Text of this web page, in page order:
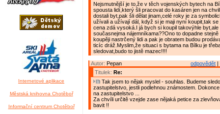
Internetové aplikace
Městská knihovna Chotěboř
Informační centrum Chotěboř
Nejsmutnější je to,že v těch vojenských bytech na
spousta lidí,který šli pracovat do kasáren jen na
dostali byt,pak šli dělat jinam,celé roky je za
užívali a užívají dál, když si je maji nyní koupit,tak se
cena zdá vysoká.I já bych si koupil takovýhle byt,ale
současnejma nájemníkama??Ono to dopadne
koupěji nastrčený lidi a pak je obratem budou
ticíc dráž.Myslim,že situaci s bytama na Bílku je
sledovat,budo to jistě mazec!!!!
odpovědět |
Autor: Pepan
Titulek: Re:
Tak jsem to nějak myslel - souhlas. Budeme
zastupitelstvo, jestli podlehnou známostem.
na zastupitelstvo ...
Za chvíli určitě vzejde zase nějaká petice za
bavit !!